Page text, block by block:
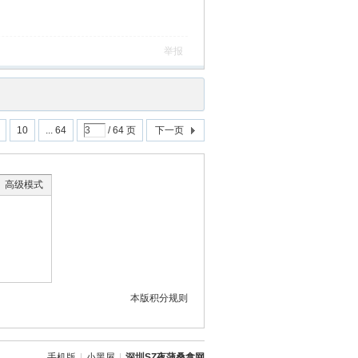
举报
10 ... 64 / 64 页 下一页
高级模式
本版积分规则